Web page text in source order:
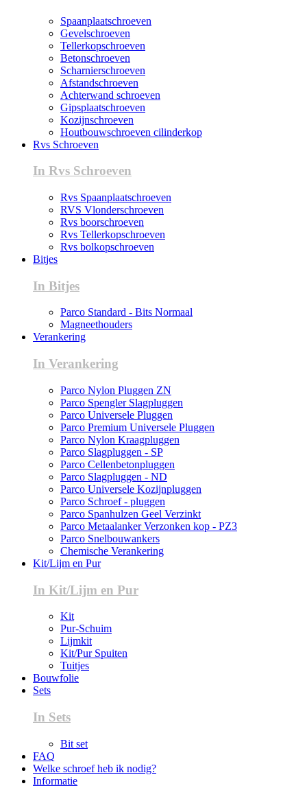
Spaanplaatschroeven
Gevelschroeven
Tellerkopschroeven
Betonschroeven
Scharnierschroeven
Afstandschroeven
Achterwand schroeven
Gipsplaatschroeven
Kozijnschroeven
Houtbouwschroeven cilinderkop
Rvs Schroeven
In Rvs Schroeven
Rvs Spaanplaatschroeven
RVS Vlonderschroeven
Rvs boorschroeven
Rvs Tellerkopschroeven
Rvs bolkopschroeven
Bitjes
In Bitjes
Parco Standard - Bits Normaal
Magneethouders
Verankering
In Verankering
Parco Nylon Pluggen ZN
Parco Spengler Slagpluggen
Parco Universele Pluggen
Parco Premium Universele Pluggen
Parco Nylon Kraagpluggen
Parco Slagpluggen - SP
Parco Cellenbetonpluggen
Parco Slagpluggen - ND
Parco Universele Kozijnpluggen
Parco Schroef - pluggen
Parco Spanhulzen Geel Verzinkt
Parco Metaalanker Verzonken kop - PZ3
Parco Snelbouwankers
Chemische Verankering
Kit/Lijm en Pur
In Kit/Lijm en Pur
Kit
Pur-Schuim
Lijmkit
Kit/Pur Spuiten
Tuitjes
Bouwfolie
Sets
In Sets
Bit set
FAQ
Welke schroef heb ik nodig?
Informatie